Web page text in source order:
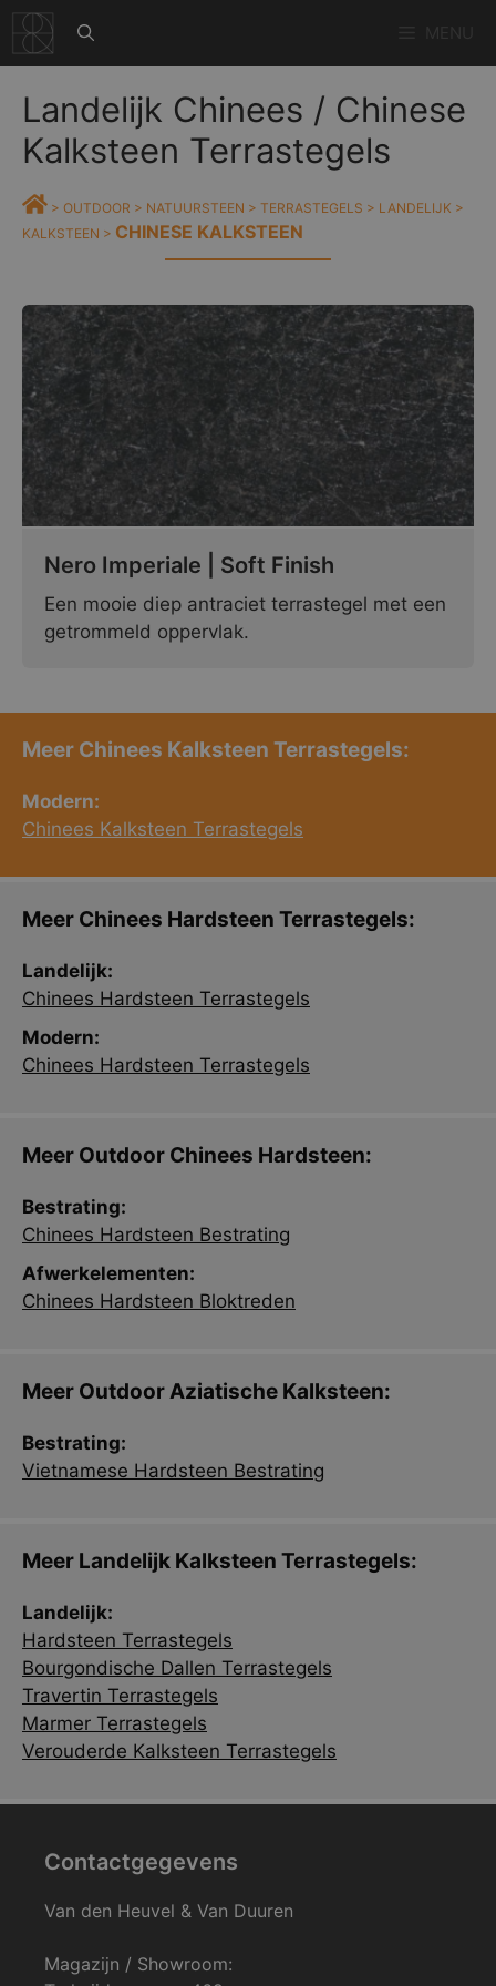
naar
de
inhoudLandelijk Chinees / Chinese
Kalksteen Terrastegels
> OUTDOOR > NATUURSTEEN > TERRASTEGELS > LANDELIJK >
KALKSTEEN > CHINESE KALKSTEEN
Nero Imperiale | Soft Finish
Een mooie diep antraciet terrastegel met een
getrommeld oppervlak.
Meer Chinees Kalksteen Terrastegels:
Modern:
Chinees Kalksteen Terrastegels
Meer Chinees Hardsteen Terrastegels:
Landelijk:
Chinees Hardsteen Terrastegels
Modern:
Chinees Hardsteen Terrastegels
Meer Outdoor Chinees Hardsteen:
Bestrating:
Chinees Hardsteen Bestrating
Afwerkelementen:
Chinees Hardsteen Bloktreden
Meer Outdoor Aziatische Kalksteen:
Bestrating:
Vietnamese Hardsteen Bestrating
Meer Landelijk Kalksteen Terrastegels:
Landelijk:
Hardsteen Terrastegels
Bourgondische Dallen Terrastegels
Travertin Terrastegels
Marmer Terrastegels
Verouderde Kalksteen Terrastegels
Contactgegevens
Van den Heuvel & Van Duuren
Magazijn / Showroom: